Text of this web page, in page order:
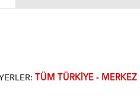
TÜM TÜRKIYE - MERKEZ